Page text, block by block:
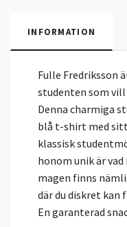
INFORMATION
Fulle Fredriksson
studenten som
Denna charmiga
blå t-shirt med
klassisk
honom unik är
magen finns
där du diskret
En garanterad